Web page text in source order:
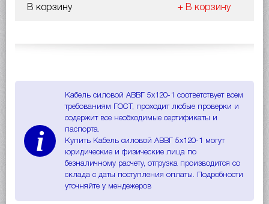
В корзину + В корзину
i
Кабель силовой АВВГ 5х120-1 соответствует всем
требованиям ГОСТ, проходит любые проверки и
содержит все необходимые сертификаты и
паспорта.
Купить Кабель силовой АВВГ 5х120-1 могут
юридические и физические лица по
безналичному расчету, отгрузка производится со
склада с даты поступления оплаты. Подробности
уточняйте у мендежеров